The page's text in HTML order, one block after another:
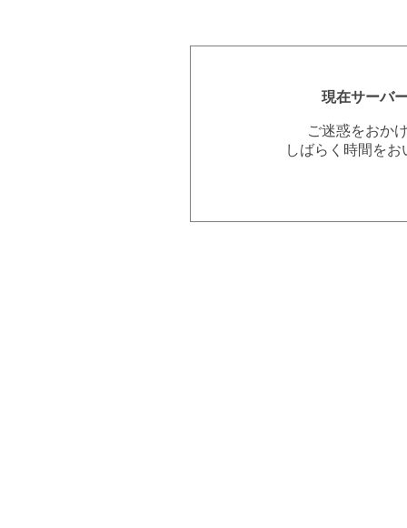
現在サーバ
ご迷惑をおか
しばらく時間を